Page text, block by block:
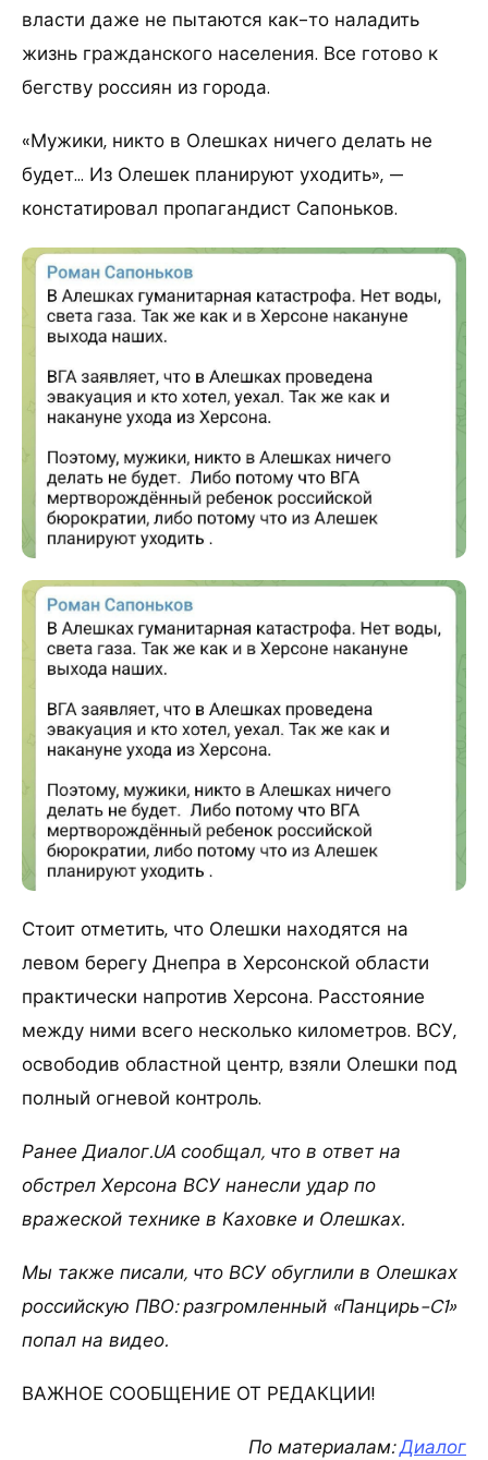
власти даже не пытаются как-то наладить
жизнь гражданского населения. Все готово к
бегству россиян из города.
«Мужики, никто в Олешках ничего делать не
будет… Из Олешек планируют уходить», —
констатировал пропагандист Сапоньков.
Стоит отметить, что Олешки находятся на
левом берегу Днепра в Херсонской области
практически напротив Херсона. Расстояние
между ними всего несколько километров. ВСУ,
освободив областной центр, взяли Олешки под
полный огневой контроль.
Ранее Диалог.UA сообщал, что в ответ на
обстрел Херсона ВСУ нанесли удар по
вражеской технике в Каховке и Олешках.
Мы также писали, что ВСУ обуглили в Олешках
российскую ПВО: разгромленный «Панцирь-C1»
попал на видео.
ВАЖНОЕ СООБЩЕНИЕ ОТ РЕДАКЦИИ!
По материалам:Диалог